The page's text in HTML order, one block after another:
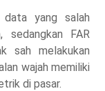
data yang salah
sedangkan FAR
sah melakukan
wajah memiliki
di pasar.